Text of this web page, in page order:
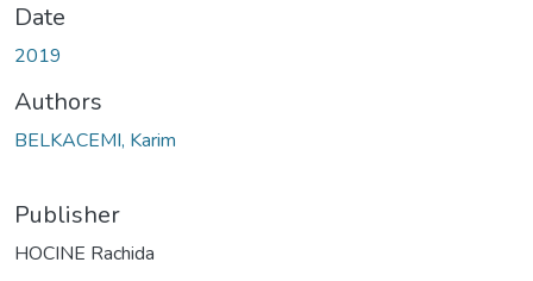
Date
2019
Authors
BELKACEMI, Karim
Publisher
HOCINE Rachida